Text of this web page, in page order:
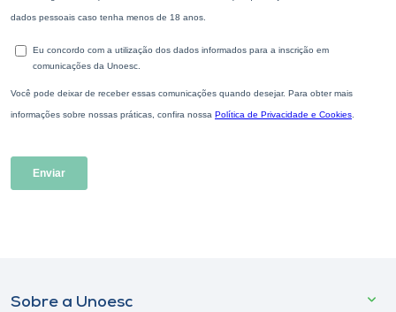
Sobre a Unoesc